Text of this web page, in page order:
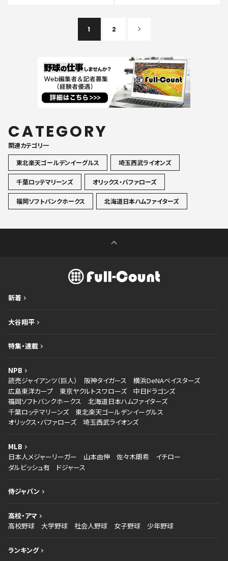
1 2
CATEGORY
関連カテゴリ一
東北楽天ゴールデンイーグルス
埼玉西武ライオンズ
千葉ロッテマリーンズ オリックス・バファローズ
福岡ソフトバンクホークス 北海道日本ハムファイターズ
新着
大谷翔平
特集・連載
NPB
読売ジャイアンツ（巨人）
阪神タイガース
横浜DeNAベイスターズ
広島東洋カープ
東京ヤクルトスワローズ
中日ドラゴンズ
福岡ソフトバンクホークス
北海道日本ハムファイターズ
千葉ロッテマリーンズ
東北楽天ゴールデンイーグルス
オリックス・バファローズ
埼玉西武ライオンズ
MLB
日本人メジャーリーガー
山本由伸 佐々木朗希
イチロー
ダルビッシュ有
ドジャース
侍ジャパン
高校・アマ
高校野球
大学野球 社会人野球 女子野球 少年野球
ランキング